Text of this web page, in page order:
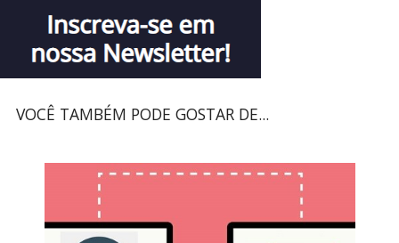
VOCÊ TAMBÉM PODE GOSTAR DE...